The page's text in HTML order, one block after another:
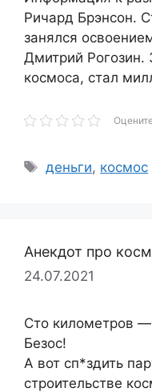
Ричард Брэнсон.
занялся
Дмитрий Рогозин.
космоса, стал
Метки
деньги, космос
Анекдот про
24.07.2021
Сто километров —
Безос!
А вот сп*здить
строительстве